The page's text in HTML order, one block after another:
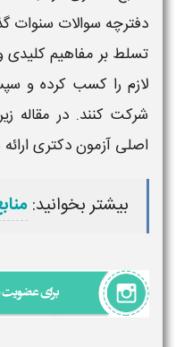
دفترچه سوالات سنوات
تسلط بر مفاهیم کلیدی
لازم را کسب کرده و
شرکت کنند. در مقاله
اصلی آزمون دکتری
بیشتر بخوانید: